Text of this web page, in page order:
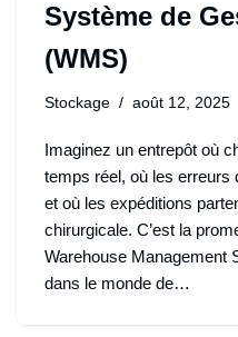
Système de
(WMS)
Stockage août 12, 2025
Imaginez un entrepôt où
temps réel, où les erreurs
et où les expéditions
chirurgicale. C’est la
Warehouse Management
dans le monde de…